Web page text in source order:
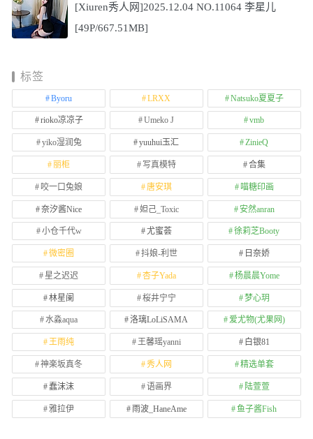
[Xiuren秀人网]2025.12.04 NO.11064 李星儿
[49P/667.51MB]
标签
Byoru LRXX Natsuko夏夏子
rioko凉凉子 Umeko J vmb
yiko湿润兔 yuuhui玉汇 ZinieQ
丽柜 写真模特 合集
咬一口兔娘 唐安琪 喵糖印画
奈汐酱Nice 妲己_Toxic 安然anran
小仓千代w 尤蜜荟 徐莉芝Booty
微密圈 抖娘-利世 日奈娇
星之迟迟 杏子Yada 杨晨晨Yome
林星阑 桜井宁宁 梦心玥
水淼aqua 洛璃LoLiSAMA 爱尤物(尤果网)
王雨纯 王馨瑶yanni 白银81
神楽坂真冬 秀人网 精选单套
蠢沫沫 语画界 陆萱萱
雅拉伊 雨波_HaneAme 鱼子酱Fish